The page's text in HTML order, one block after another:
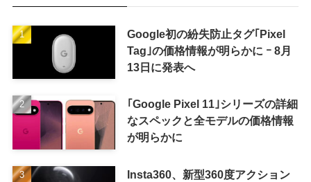
Google初の紛失防止タグ｢Pixel
Tag｣の価格情報が明らかに ｰ 8月
13日に発表へ
｢Google Pixel 11｣シリーズの詳細
なスペックと全モデルの価格情報
が明らかに
Insta360、新型360度アクション